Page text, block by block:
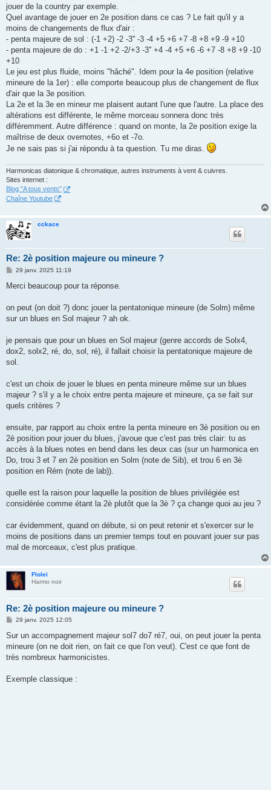
jouer de la country par exemple.
Quel avantage de jouer en 2e position dans ce cas ? Le fait qu'il y a
moins de changements de flux d'air :
- penta majeure de sol : (-1 +2) -2 -3'' -3 -4 +5 +6 +7 -8 +8 +9 -9 +10
- penta majeure de do : +1 -1 +2 -2/+3 -3'' +4 -4 +5 +6 -6 +7 -8 +8 +9 -10
+10
Le jeu est plus fluide, moins "hâché". Idem pour la 4e position (relative
mineure de la 1er) : elle comporte beaucoup plus de changement de flux
d'air que la 3e position.
La 2e et la 3e en mineur me plaisent autant l'une que l'autre. La place des
altérations est différente, le même morceau sonnera donc très
différemment. Autre différence : quand on monte, la 2e position exige la
maîtrise de deux overnotes, +6o et -7o.
Je ne sais pas si j'ai répondu à ta question. Tu me diras.
Harmonicas diatonique & chromatique, autres instruments à vent & cuivres.
Sites internet :
Blog "A tous vents"
Chaîne Youtube
cckace
Re: 2è position majeure ou mineure ?
M
s
g
29 janv. 2025 11:19
Merci beaucoup pour ta réponse.
on peut (on doit ?) donc jouer la pentatonique mineure (de Solm) même
sur un blues en Sol majeur ? ah ok.
je pensais que pour un blues en Sol majeur (genre accords de Solx4,
dox2, solx2, ré, do, sol, ré), il fallait choisir la pentatonique majeure de
sol.
c'est un choix de jouer le blues en penta mineure même sur un blues
majeur ? s'il y a le choix entre penta majeure et mineure, ça se fait sur
quels critères ?
ensuite, par rapport au choix entre la penta mineure en 3è position ou en
2è position pour jouer du blues, j'avoue que c'est pas très clair: tu as
accès à la blues notes en bend dans les deux cas (sur un harmonica en
Do, trou 3 et 7 en 2è position en Solm (note de Sib), et trou 6 en 3è
position en Rém (note de lab)).
quelle est la raison pour laquelle la position de blues privilégiée est
considérée comme étant la 2è plutôt que la 3è ? ça change quoi au jeu ?
car évidemment, quand on débute, si on peut retenir et s'exercer sur le
moins de positions dans un premier temps tout en pouvant jouer sur pas
mal de morceaux, c'est plus pratique.
Flolei
Harmo noir
Re: 2è position majeure ou mineure ?
M
s
a
g
29 janv. 2025 12:05
Sur un accompagnement majeur sol7 do7 ré7, oui, on peut jouer la penta
mineure (on ne doit rien, on fait ce que l'on veut). C'est ce que font de
très nombreux harmonicistes.
Exemple classique :